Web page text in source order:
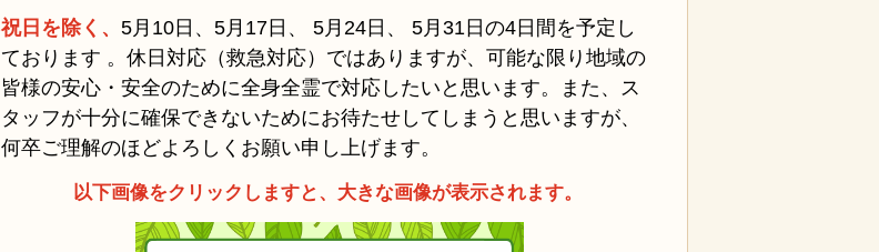
祝日を除く、 5月10日、 5月17日、 5月24日、 5月31日の4日間を予定し
ております 。休日対応（救急対応）ではありますが、可能な限り地域の
皆様の安心・安全のために全身全霊で対応したいと思います。また、ス
タッフが十分に確保できないためにお待たせしてしまうと思いますが、
何卒ご理解のほどよろしくお願い申し上げます。
以下画像をクリックしますと、大きな画像が表示されます。